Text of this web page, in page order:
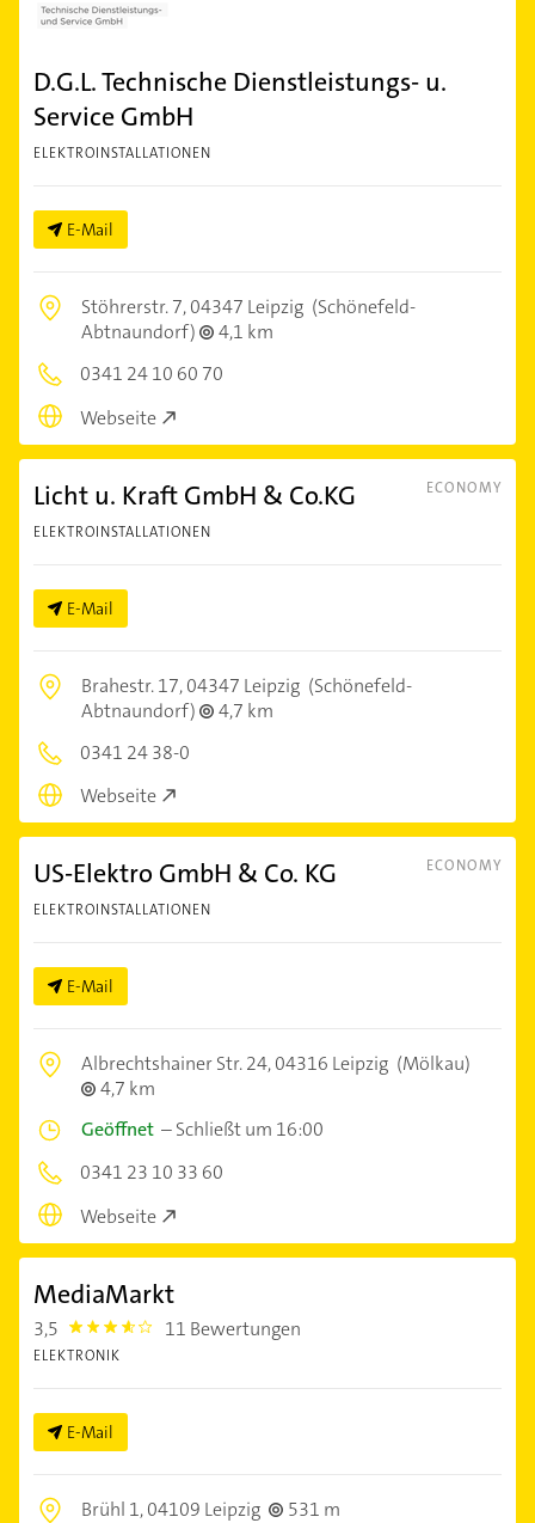
D.G.L. Technische Dienstleistungs- u.
Service GmbH
ELEKTROINSTALLATIONEN
E-Mail
Stöhrerstr. 7,04347 Leipzig (Schönefeld-
Abtnaundorf)
4,1 km
0341 24 10 60 70
Webseite
ECONOMY
Licht u. Kraft GmbH & Co.KG
ELEKTROINSTALLATIONEN
E-Mail
Brahestr. 17,04347 Leipzig (Schönefeld-
Abtnaundorf)
4,7 km
0341 24 38-0
Webseite
ECONOMY
US-Elektro GmbH & Co. KG
ELEKTROINSTALLATIONEN
E-Mail
Albrechtshainer Str. 24,04316 Leipzig (Mölkau)
4,7 km
Geöffnet –Schließt um 16:00
0341 23 10 33 60
Webseite
MediaMarkt
3,5 3.5 11 Bewertungen
ELEKTRONIK
E-Mail
Brühl 1,04109 Leipzig
531 m